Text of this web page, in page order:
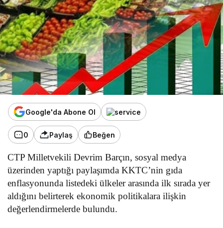
Google'da Abone Ol
0 Paylaş Beğen
CTP Milletvekili Devrim Barçın, sosyal medya
üzerinden yaptığı paylaşımda KKTC’nin gıda
enflasyonunda listedeki ülkeler arasında ilk sırada yer
aldığını belirterek ekonomik politikalara ilişkin
değerlendirmelerde bulundu.